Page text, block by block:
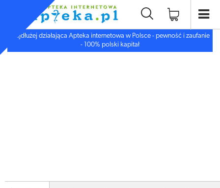
Najdłużej działająca Apteka internetowa w Polsce - pewność i zaufanie
- 100% polski kapitał